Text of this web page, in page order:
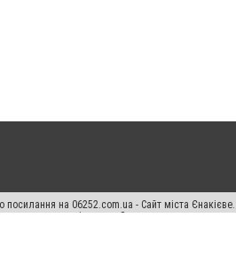
на 06252.com.ua - Сайт міста
прав переслідується Законом.